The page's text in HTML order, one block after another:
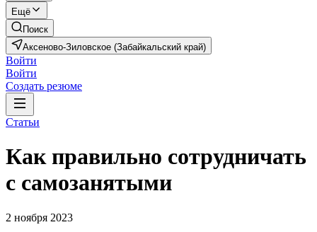
Ещё
Поиск
Аксеново-Зиловское (Забайкальский край)
Войти
Войти
Создать резюме
Статьи
Как правильно сотрудничать
с самозанятыми
2 ноября 2023